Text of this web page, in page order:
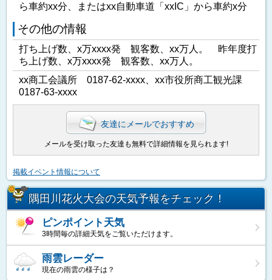
ら車約xx分、またはxx自動車道「xxIC」から車約x分
その他の情報
打ち上げ数、x万xxxx発 観客数、xx万人。 昨年度打
ち上げ数、x万xxxx発 観客数、xx万人。
xx商工会議所 0187-62-xxxx、xx市役所商工観光課
0187-63-xxxx
友達にメールでおすすめ
メールを受け取った友達も無料で詳細情報を見られます!
掲載イベント情報について
隅田川花火大会の天気予報をチェック！
ピンポイント天気
3時間毎の詳細天気をご覧いただけます。
雨雲レーダー
現在の雨雲の様子は？